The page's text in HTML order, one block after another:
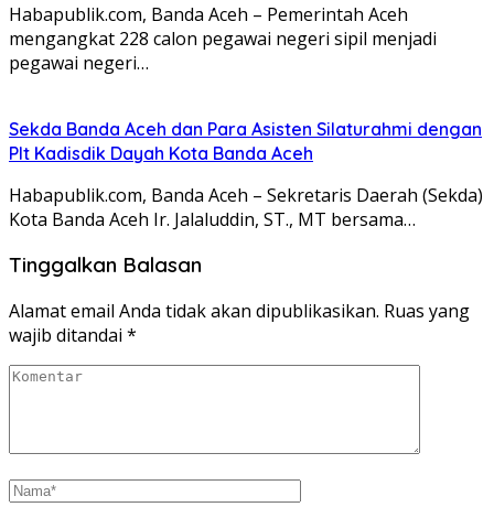
Habapublik.com, Banda Aceh – Pemerintah Aceh
mengangkat 228 calon pegawai negeri sipil menjadi
pegawai negeri…
Sekda Banda Aceh dan Para Asisten Silaturahmi dengan
Plt Kadisdik Dayah Kota Banda Aceh
Habapublik.com, Banda Aceh – Sekretaris Daerah (Sekda)
Kota Banda Aceh Ir. Jalaluddin, ST., MT bersama…
Tinggalkan Balasan
Alamat email Anda tidak akan dipublikasikan. Ruas yang
wajib ditandai *